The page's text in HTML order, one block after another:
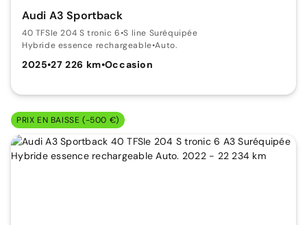
Audi A3 Sportback
40 TFSIe 204 S tronic 6•S line Suréquipée
Hybride essence rechargeable•Auto.
2025•27 226 km•Occasion
PRIX EN BAISSE (-500 €)